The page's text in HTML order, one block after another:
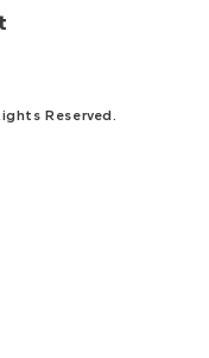
Reserved.